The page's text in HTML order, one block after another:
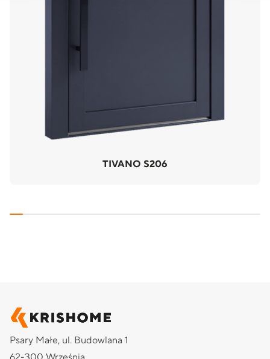
TIVANO S206
Psary Małe, ul. Budowlana 1